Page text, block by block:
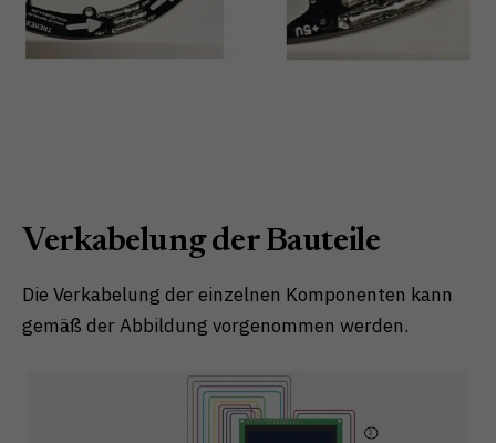
Verkabelung der Bauteile
Die Verkabelung der einzelnen Komponenten kann
gemäß der Abbildung vorgenommen werden.